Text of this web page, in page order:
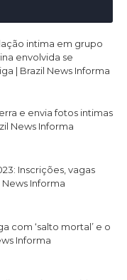
intima em grupo
envolvida se
| Brazil News Informa
e envia fotos intimas
News Informa
Inscrições, vagas
News Informa
com ‘salto mortal’ e o
Informa